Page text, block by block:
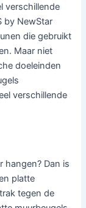
verschillende
by NewStar
die gebruikt
Maar niet
doeleinden
verschillende
hangen? Dan is
platte
tegen de